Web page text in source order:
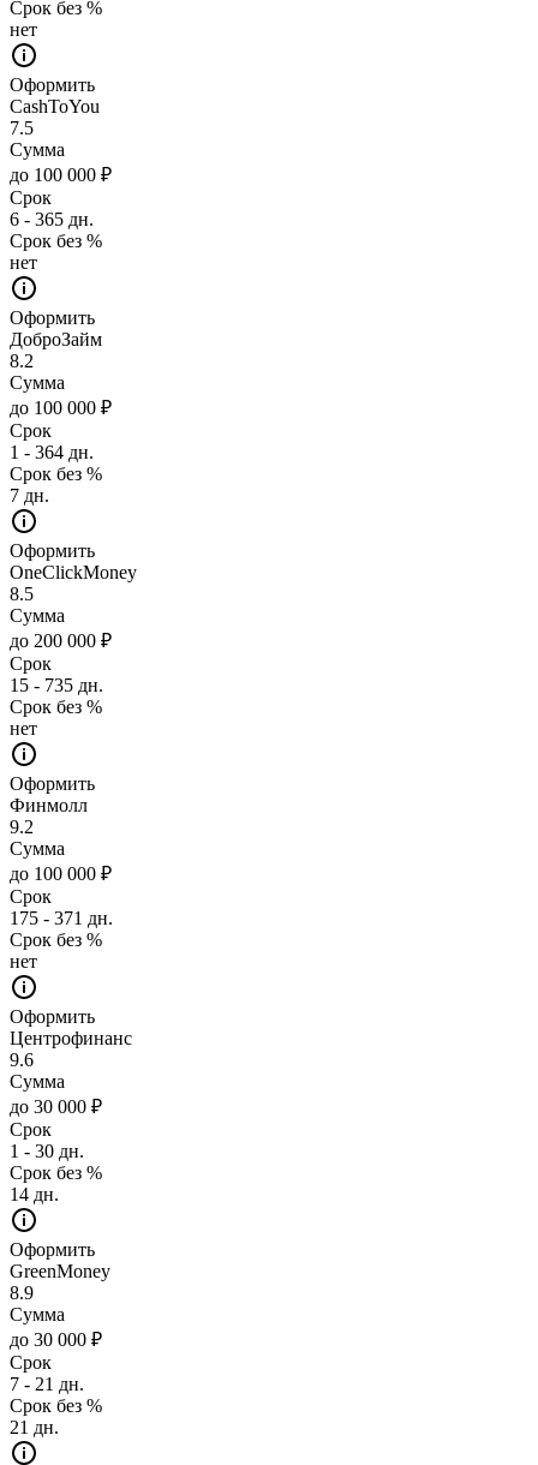
Срок без %
нет
Оформить
CashToYou
7.5
Сумма
до 100 000 ₽
Срок
6 - 365 дн.
Срок без %
нет
Оформить
ДоброЗайм
8.2
Сумма
до 100 000 ₽
Срок
1 - 364 дн.
Срок без %
7 дн.
Оформить
OneClickMoney
8.5
Сумма
до 200 000 ₽
Срок
15 - 735 дн.
Срок без %
нет
Оформить
Финмолл
9.2
Сумма
до 100 000 ₽
Срок
175 - 371 дн.
Срок без %
нет
Оформить
Центрофинанс
9.6
Сумма
до 30 000 ₽
Срок
1 - 30 дн.
Срок без %
14 дн.
Оформить
GreenMoney
8.9
Сумма
до 30 000 ₽
Срок
7 - 21 дн.
Срок без %
21 дн.